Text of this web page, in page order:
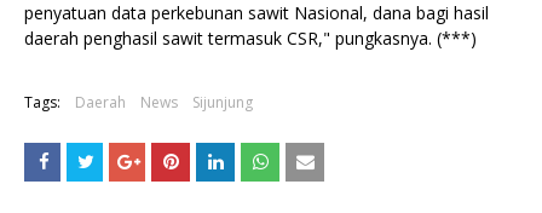
penyatuan data perkebunan sawit Nasional, dana bagi hasil
daerah penghasil sawit termasuk CSR," pungkasnya. (***)
Tags: Daerah News Sijunjung